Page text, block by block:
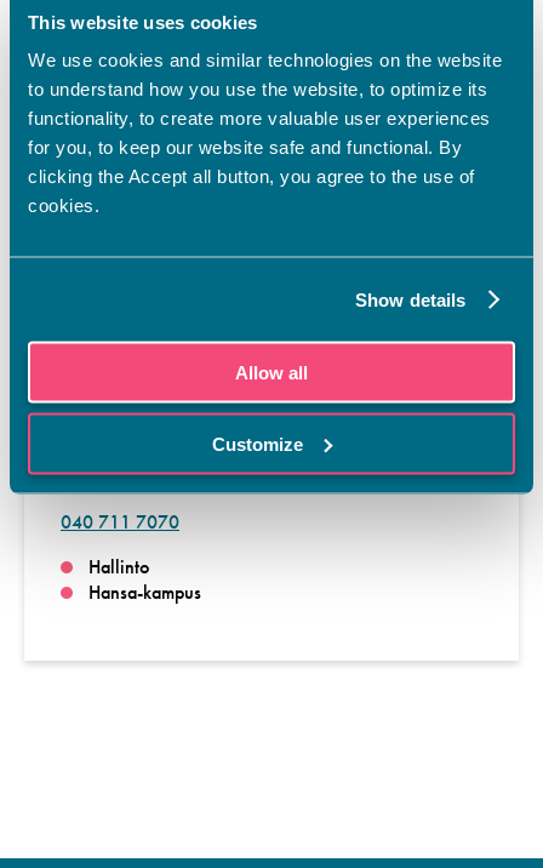
This website uses cookies
We use cookies and similar technologies on the website
to understand how you use the website, to optimize its
functionality, to create more valuable user experiences
for you, to keep our website safe and functional. By
clicking the Accept all button, you agree to the use of
cookies.
Show details
Allow all
Customize
seudun ammattiopisto TREDU, Turun ammatti-instituutti, Vaasan
VERKOSTON TAVOITE:
Hankkeen kohderyhmänä ovat ammatillisen koulutuksen
opiskelijat ja opettajat. KEVA-verkoston toiminnan tavoitteena
on kehitysyhteistyöhön, globaalikasvatukseen ja
vapaaehtoistyöhön liittyvän osaamisen lisääminen
opiskelija- että opettajaliikkuvuutta.
Vaasan ammattiopistolla on ollut hankkeen kautta opiskelijoita
Kansainvälisyyspäällikkö
Sandbacka Katarina
040 711 7070
Hallinto
Hansa-kampus